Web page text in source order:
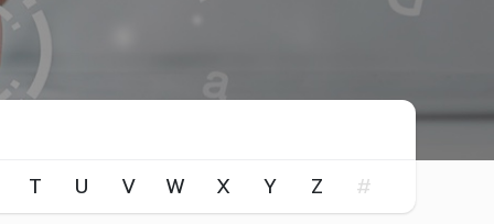
T U V W X Y Z #